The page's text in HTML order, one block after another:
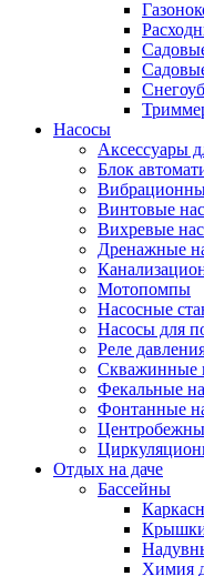
Насосы
Аксессуары
Блок
Винтовые
Вихревые
Дренажные
Мотопомпы
Насосные
Насосы для
Реле
Скважинные
Фекальные
Фонтанные
Отдых на даче
Бассейны
Химия